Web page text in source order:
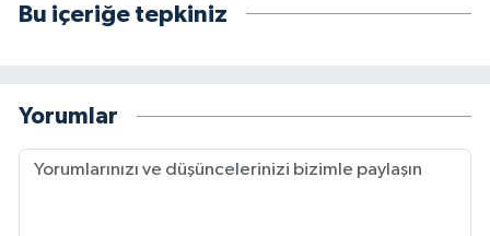
Bu içeriğe tepkiniz
Yorumlar